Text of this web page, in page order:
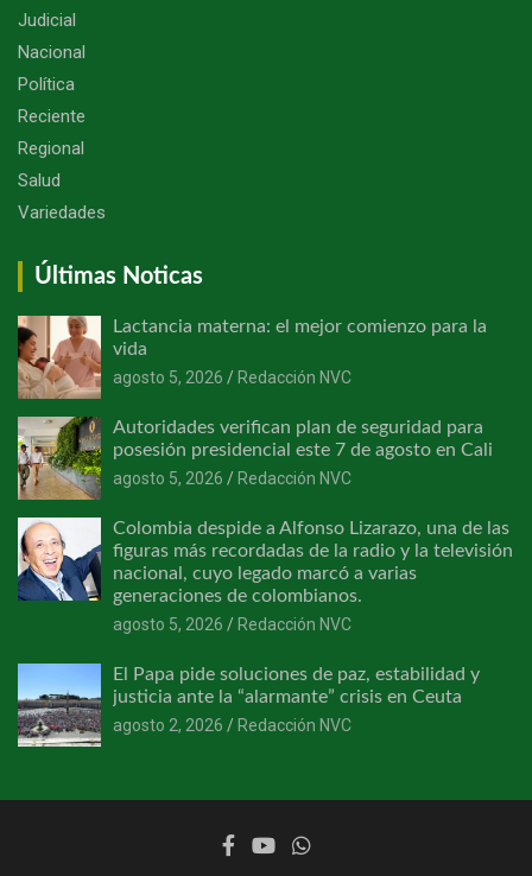
Judicial
Nacional
Política
Reciente
Regional
Salud
Variedades
Últimas Noticas
Lactancia materna: el mejor comienzo para la
vida
agosto 5, 2026
Redacción NVC
Autoridades verifican plan de seguridad para
posesión presidencial este 7 de agosto en Cali
agosto 5, 2026
Redacción NVC
Colombia despide a Alfonso Lizarazo, una de las
figuras más recordadas de la radio y la televisión
nacional, cuyo legado marcó a varias
generaciones de colombianos.
agosto 5, 2026
Redacción NVC
El Papa pide soluciones de paz, estabilidad y
justicia ante la “alarmante” crisis en Ceuta
agosto 2, 2026
Redacción NVC